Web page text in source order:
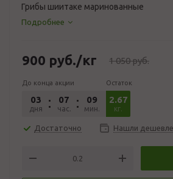
Грибы шиитаке маринованные
Подробнее
900 руб./кг 1 050руб.
До конца акции
03
дня
07
час.
09
мин.
45
сек.
Остаток
2.67
кг.
Достаточно Нашли